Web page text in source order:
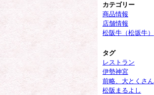
カテゴリー
商品情報
店舗情報
松阪牛（松坂牛）
タグ
レストラン
伊勢神宮
前略、大とくさん
松阪まるよし